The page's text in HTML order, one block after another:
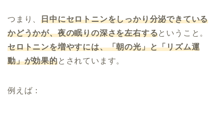
つまり、日中にセロトニンをしっかり分泌できている
かどうかが、夜の眠りの深さを左右するということ。
セロトニンを増やすには、「朝の光」と「リズム運
動」が効果的とされています。
例えば：